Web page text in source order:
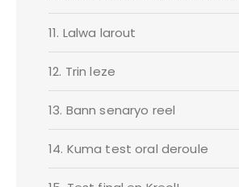
11. Lalwa larout
12. Trin leze
13. Bann senaryo reel
14. Kuma test oral deroule